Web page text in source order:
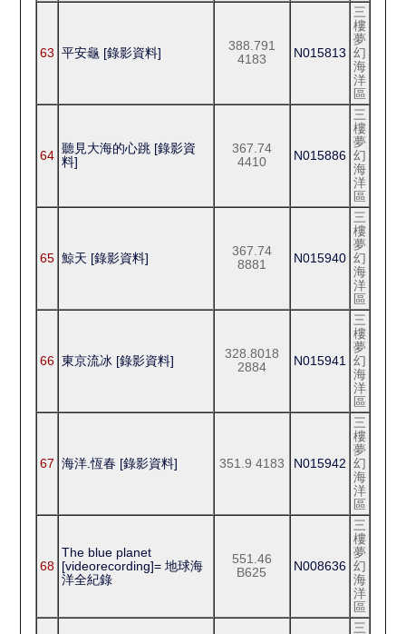
63 平安龜 [錄影資料]
388.791
4183
N015813
三
樓
夢
幻
海
洋
區
64 聽見大海的心跳 [錄影資
料]
367.74
4410
N015886
三
樓
夢
幻
海
洋
區
65 鯨天 [錄影資料]
367.74
8881
N015940
三
樓
夢
幻
海
洋
區
66 東京流冰 [錄影資料]
328.8018
2884
N015941
三
樓
夢
幻
海
洋
區
67 海洋.恆春 [錄影資料] 351.9 4183 N015942
三
樓
夢
幻
海
洋
區
68
The blue planet
[videorecording]= 地球海
洋全紀錄
551.46
B625
N008636
三
樓
夢
幻
海
洋
區
三